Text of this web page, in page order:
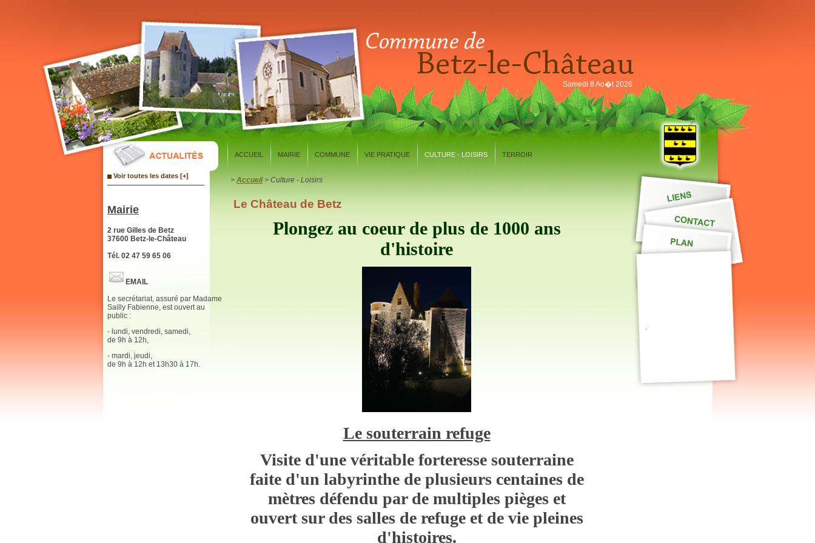
Samedi 8 Ao�t 2026
ACCUEIL MAIRIE COMMUNE VIE PRATIQUE CULTURE - LOISIRS TERROIR
Voir toutes les dates [+]
Mairie
2 rue Gilles de Betz
37600 Betz-le-Château
Tél. 02 47 59 65 06
EMAIL
Le secrétariat, assuré par Madame
Sailly Fabienne, est ouvert au
public :
- lundi, vendredi, samedi,
de 9h à 12h,
- mardi, jeudi,
de 9h à 12h et 13h30 à 17h.
> Accueil> Culture - Loisirs
Le Château de Betz
Plongez au coeur de plus de 1000 ans
d'histoire
Le souterrain refuge
Visite d'une véritable forteresse souterraine
faite d'un labyrinthe de plusieurs centaines de
mètres défendu par de multiples pièges et
ouvert sur des salles de refuge et de vie pleines
d'histoires.